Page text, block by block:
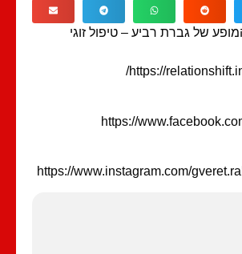
של גברת רביע – טיפול זוגי
https://
https://
https://www.instagram.com/